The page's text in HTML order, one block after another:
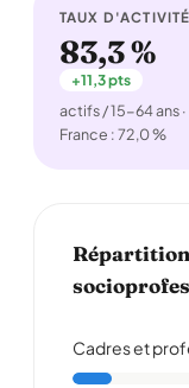
TAUX D'ACTIVITÉ
83,3 %
+11,3 pts
actifs / 15-64 ans ·
France : 72,0 %
Cadres et